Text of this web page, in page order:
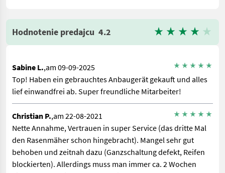
Hodnotenie predajcu 4.2
Sabine L.,am 09-09-2025
Top! Haben ein gebrauchtes Anbaugerät gekauft und alles
lief einwandfrei ab. Super freundliche Mitarbeiter!
Christian P.,am 22-08-2021
Nette Annahme, Vertrauen in super Service (das dritte Mal
den Rasenmäher schon hingebracht). Mangel sehr gut
behoben und zeitnah dazu (Ganzschaltung defekt, Reifen
blockierten). Allerdings muss man immer ca. 2 Wochen